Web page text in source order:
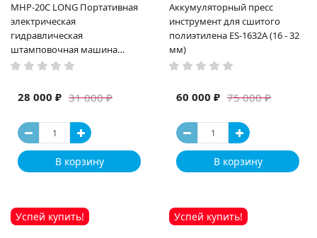
MHP-20C LONG Портативная
электрическая
гидравлическая
штамповочная машина
высокая мощность и мощный
машина
31 000 ₽
28 000 ₽
В корзину
Аккумуляторный пресс
инструмент для сшитого
полиэтилена ES-1632A (16 - 32
мм)
75 000 ₽
60 000 ₽
В корзину
Успей купить! Успей купить!